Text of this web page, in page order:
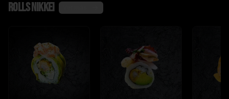
Rolls nikkei